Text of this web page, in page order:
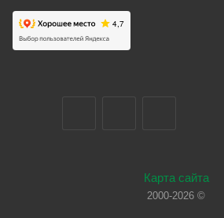
Карта сайта
2000-2026 ©